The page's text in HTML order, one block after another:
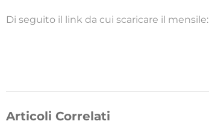
Di seguito il link da cui scaricare il mensile:
Articoli Correlati